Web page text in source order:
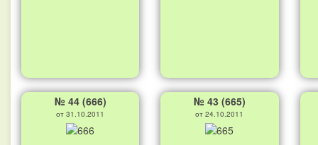
№ 44 (666)
от 31.10.2011
№ 43 (665)
от 24.10.2011